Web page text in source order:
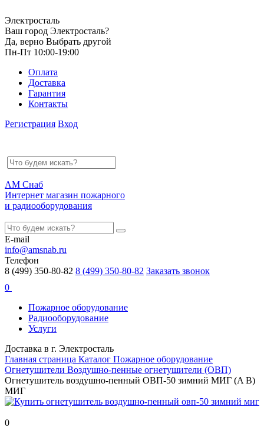
Электросталь
Ваш город Электросталь?
Да, верно Выбрать другой
Пн-Пт 10:00-19:00
Оплата
Доставка
Гарантия
Контакты
Регистрация Вход
АМ Снаб
Интернет магазин пожарного
и радиооборудования
E-mail
info@amsnab.ru
Телефон
8 (499) 350-80-82 8 (499) 350-80-82 Заказать звонок
0
Пожарное оборудование
Радиооборудование
Услуги
Доставка в г. Электросталь
Главная страница Каталог Пожарное оборудование
Огнетушители Воздушно-пенные огнетушители (ОВП)
Огнетушитель воздушно-пенный ОВП-50 зимний МИГ (A B)
МИГ
0